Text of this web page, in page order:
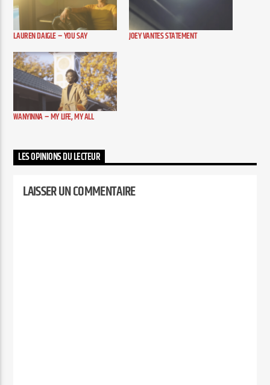
LAUREN DAIGLE – YOU SAY JOEY VANTES STATEMENT
WANYINNA – MY LIFE, MY ALL
LES OPINIONS DU LECTEUR
LAISSER UN COMMENTAIRE